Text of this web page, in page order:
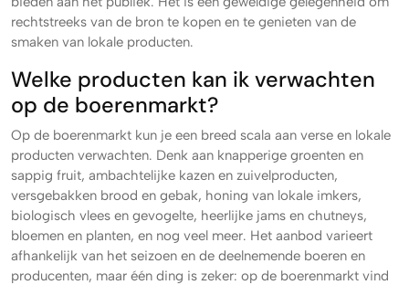
rechtstreeks van de bron te kopen en te genieten van de
smaken van lokale producten.
Welke producten kan ik verwachten
op de boerenmarkt?
Op de boerenmarkt kun je een breed scala aan verse en lokale
producten verwachten. Denk aan knapperige groenten en
sappig fruit, ambachtelijke kazen en zuivelproducten,
versgebakken brood en gebak, honing van lokale imkers,
biologisch vlees en gevogelte, heerlijke jams en chutneys,
bloemen en planten, en nog veel meer. Het aanbod varieert
afhankelijk van het seizoen en de deelnemende boeren en
producenten, maar één ding is zeker: op de boerenmarkt vind